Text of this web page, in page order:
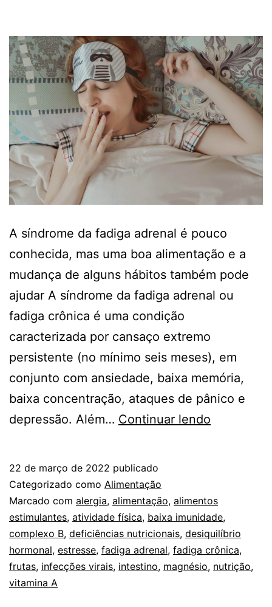
A síndrome da fadiga adrenal é pouco
conhecida, mas uma boa alimentação e a
mudança de alguns hábitos também pode
ajudar A síndrome da fadiga adrenal ou
fadiga crônica é uma condição
caracterizada por cansaço extremo
persistente (no mínimo seis meses), em
conjunto com ansiedade, baixa memória,
baixa concentração, ataques de pânico e
depressão. Além… Continuar lendo
quem
sofre
de
fadiga
22 de março de 2022 publicado
Categorizado como Alimentação
Marcado com alergia, alimentação, alimentos
estimulantes, atividade física, baixa imunidade,
complexo B, deficiências nutricionais, desiquilíbrio
hormonal, estresse, fadiga adrenal, fadiga crônica,
frutas, infecções virais, intestino, magnésio, nutrição,
vitamina A